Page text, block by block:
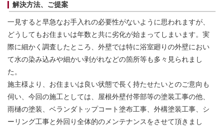
解決方法、ご提案
一見すると早急なお手入れの必要性がないように思われますが、
どうしてもお住まいは年数と共に劣化が始まってしまいます。実
際に細かく調査したところ、外壁では特に浴室廻りの外壁におい
て水の染み込みや細かい剥がれなどの箇所等も多々見られまし
た。
施主様より、お住まいは良い状態で長く持たせたいとのご意向も
伺い、今回の施工としては、屋根外壁付帯部等の塗装工事の他、
雨樋の塗装、ベランダトップコート塗布工事、外構塗装工事、シ
ーリング工事と外回り全体的のメンテナンスをさせて頂きまし